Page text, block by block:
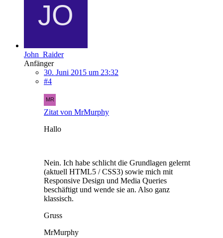
John_Raider
Anfänger
30. Juni 2015 um 23:32
#4
Zitat von MrMurphy
Hallo
Nein. Ich habe schlicht die Grundlagen gelernt
(aktuell HTML5 / CSS3) sowie mich mit
Responsive Design und Media Queries
beschäftigt und wende sie an. Also ganz
klassisch.
Gruss
MrMurphy